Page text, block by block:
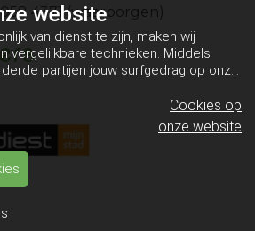
4371 (waarborgen)
website
van dienst te zijn, maken wij
vergelijkbare technieken. Middels
partijen jouw surfgedrag op onze
jou mogelijk om informatie te delen via
cookiebeleid
Cookies op
onze website